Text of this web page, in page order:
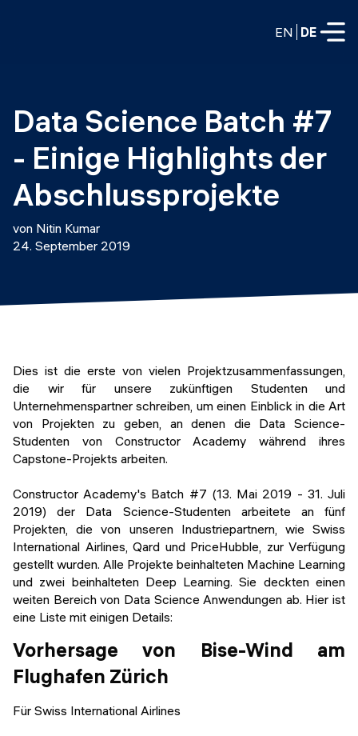
EN DE
VOLLZEITPROGRAMME
Data Science
Web-Entwicklung und KI
TEILZEITROGRAMME
Data Science
DevOps zu LLMOps
KURZKURSE
Generative KI meistern
Python Programmierung
Data Science Einführungskurs
Web-Entwicklung Einführungskurs
Python Einführungskurs
Python & Ops Einführungskurs
Weiterbildung / Schulung
Consulting
Prototyping
Veranstaltungen
Abschlussprojekte
Alumni Geschichten
Data Science Batch #7
- Einige Highlights der
Abschlussprojekte
von Nitin Kumar
24. September 2019
Dies ist die erste von vielen Projektzusammenfassungen,
die wir für unsere zukünftigen Studenten und
Unternehmenspartner schreiben, um einen Einblick in die Art
von Projekten zu geben, an denen die Data Science-
Studenten von Constructor Academy während ihres
Capstone-Projekts arbeiten.
Constructor Academy's Batch #7 (13. Mai 2019 - 31. Juli
2019) der Data Science-Studenten arbeitete an fünf
Projekten, die von unseren Industriepartnern, wie Swiss
International Airlines, Qard und PriceHubble, zur Verfügung
gestellt wurden. Alle Projekte beinhalteten Machine Learning
und zwei beinhalteten Deep Learning. Sie deckten einen
weiten Bereich von Data Science Anwendungen ab. Hier ist
eine Liste mit einigen Details:
Vorhersage von Bise-Wind am
Flughafen Zürich
Für Swiss International Airlines